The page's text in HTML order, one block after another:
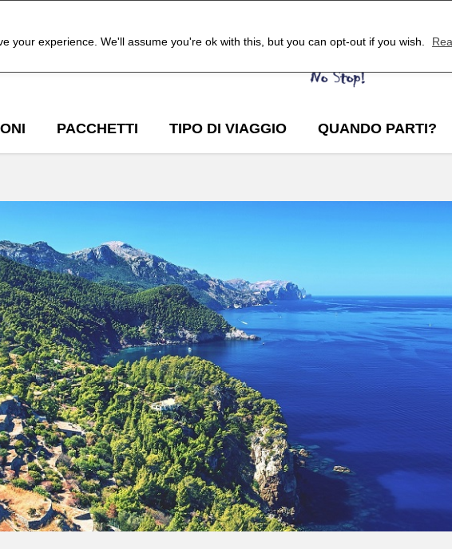
your experience. We'll assume you're ok with this, but you can opt-out if you wish.
PACCHETTI TIPO DI VIAGGIO QUANDO PARTI?